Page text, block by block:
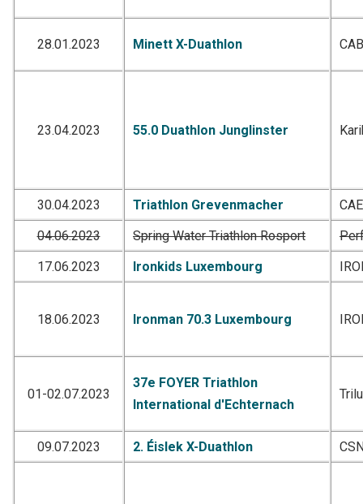
28.01.2023 Minett X-Duathlon CAB
23.04.2023 55.0 Duathlon Junglinster
30.04.2023 Triathlon Grevenmacher
04.06.2023
Spring Water Triathlon Rosport
17.06.2023
Ironkids Luxembourg
18.06.2023 Ironman 70.3 Luxembourg
01-02.07.2023
37e FOYER Triathlon
International d'Echternach
09.07.2023 2. Éislek X-Duathlon